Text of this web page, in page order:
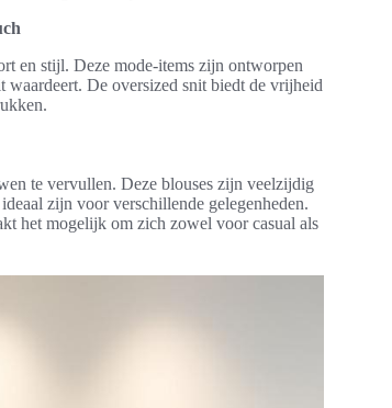
en stijl. Deze mode-items zijn ontworpen
De oversized snit biedt de vrijheid
te vervullen. Deze blouses zijn veelzijdig
zijn voor verschillende gelegenheden.
het mogelijk om zich zowel voor casual als